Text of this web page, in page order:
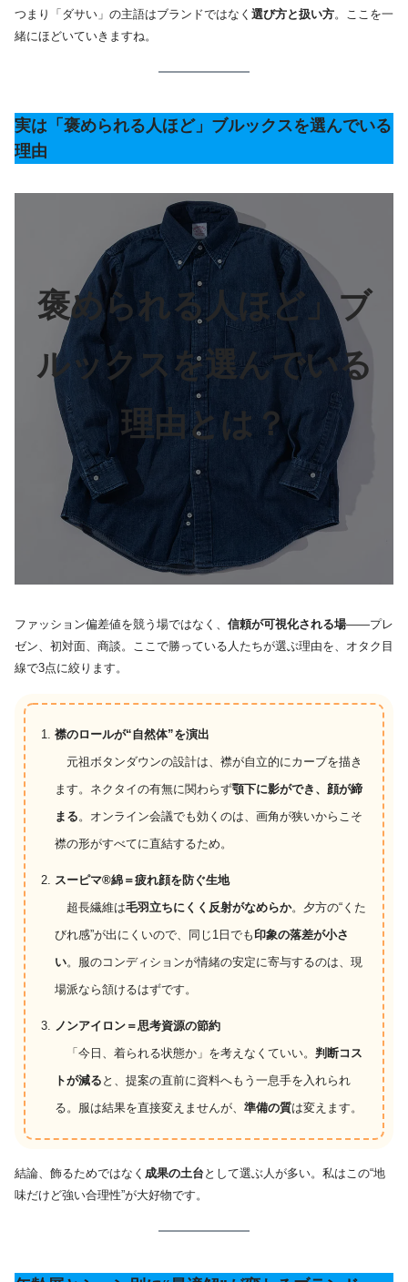
つまり「ダサい」の主語はブランドではなく 選び方と扱い方。ここを一
緒にほどいていきますね。
実は「褒められる人ほど」ブルックスを選んでいる
理由
褒められる人ほど」ブ
ルックスを選んでいる
理由とは？
ファッション偏差値を競う場ではなく、 信頼が可視化される場――プレ
ゼン、初対面、商談。ここで勝っている人たちが選ぶ理由を、オタク目
線で3点に絞ります。
襟のロールが“自然体”を演出
元祖ボタンダウンの設計は、襟が自立的にカーブを描き
ます。ネクタイの有無に関わらず顎下に影ができ、顔が締
まる 。オンライン会議でも効くのは、画角が狭いからこそ
襟の形がすべてに直結するため。
スーピマ®綿＝疲れ顔を防ぐ生地
超長繊維は毛羽立ちにくく反射がなめらか。夕方の“くた
びれ感”が出にくいので、同じ1日でも 印象の落差が小さ
い。服のコンディションが情緒の安定に寄与するのは、現
場派なら頷けるはずです。
ノンアイロン＝思考資源の節約
「今日、着られる状態か」を考えなくていい。 判断コス
トが減る と、提案の直前に資料へもう一息手を入れられ
る。服は結果を直接変えませんが、 準備の質は変えます。
結論、飾るためではなく 成果の土台 として選ぶ人が多い。私はこの“地
味だけど強い合理性”が大好物です。